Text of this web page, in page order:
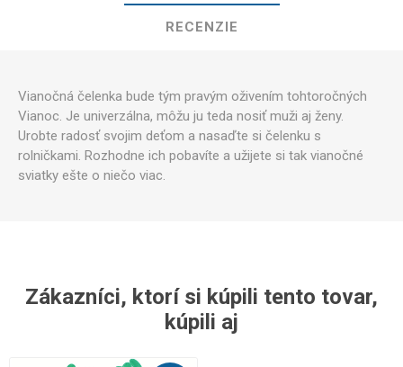
RECENZIE
Vianočná čelenka bude tým pravým oživením tohtoročných
Vianoc. Je univerzálna, môžu ju teda nosiť muži aj ženy.
Urobte radosť svojim deťom a nasaďte si čelenku s
rolničkami. Rozhodne ich pobavíte a užijete si tak vianočné
sviatky ešte o niečo viac.
Zákazníci, ktorí si kúpili tento tovar,
kúpili aj